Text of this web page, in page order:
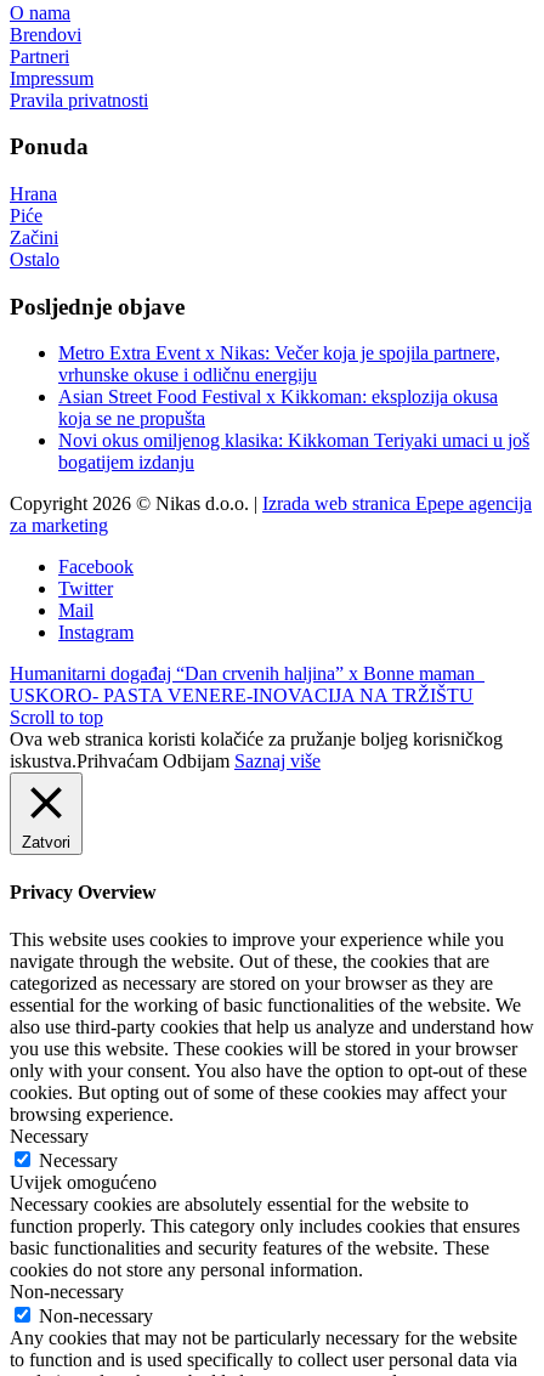
O nama
Brendovi
Partneri
Impressum
Pravila privatnosti
Ponuda
Hrana
Piće
Začini
Ostalo
Posljednje objave
Metro Extra Event x Nikas: Večer koja je spojila partnere,
vrhunske okuse i odličnu energiju
Asian Street Food Festival x Kikkoman: eksplozija okusa
koja se ne propušta
Novi okus omiljenog klasika: Kikkoman Teriyaki umaci u još
bogatijem izdanju
Copyright 2026 © Nikas d.o.o. | Izrada web stranica Epepe agencija
za marketing
Facebook
Twitter
Mail
Instagram
Humanitarni događaj “Dan crvenih haljina” x Bonne maman
USKORO- PASTA VENERE-INOVACIJA NA TRŽIŠTU
Scroll to top
Ova web stranica koristi kolačiće za pružanje boljeg korisničkog
iskustva.Prihvaćam Odbijam Saznaj više
Zatvori
Privacy Overview
This website uses cookies to improve your experience while you
navigate through the website. Out of these, the cookies that are
categorized as necessary are stored on your browser as they are
essential for the working of basic functionalities of the website. We
also use third-party cookies that help us analyze and understand how
you use this website. These cookies will be stored in your browser
only with your consent. You also have the option to opt-out of these
cookies. But opting out of some of these cookies may affect your
browsing experience.
Necessary
Necessary
Uvijek omogućeno
Necessary cookies are absolutely essential for the website to
function properly. This category only includes cookies that ensures
basic functionalities and security features of the website. These
cookies do not store any personal information.
Non-necessary
Non-necessary
Any cookies that may not be particularly necessary for the website
to function and is used specifically to collect user personal data via